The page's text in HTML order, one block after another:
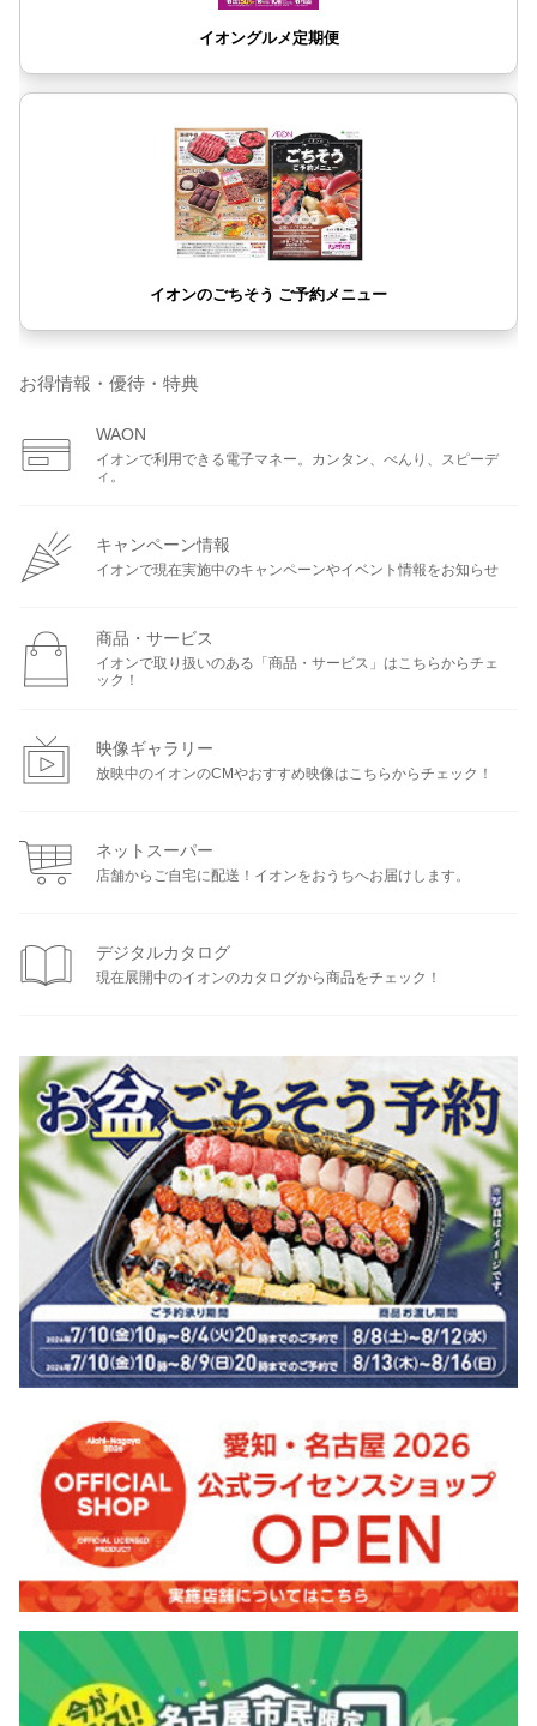
お得情報・優待・特典
WAON
イオンで利用できる電子マネー。カンタン、べんり、スピーデ
ィ。
キャンペーン情報
イオンで現在実施中のキャンペーンやイベント情報をお知らせ
商品・サービス
イオンで取り扱いのある「商品・サービス」はこちらからチェ
ック！
映像ギャラリー
放映中のイオンのCMやおすすめ映像はこちらからチェック！
ネットスーパー
店舗からご自宅に配送！イオンをおうちへお届けします。
デジタルカタログ
現在展開中のイオンのカタログから商品をチェック！